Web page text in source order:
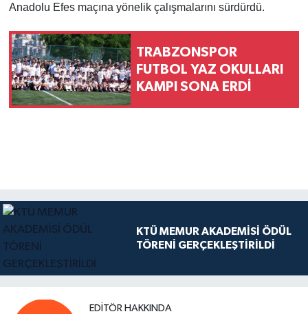
Anadolu Efes maçına yönelik çalışmalarını sürdürdü.
TRABZONSPOR
FUTBOL YAZ OKULLARI
KAMPI SONA ERDİ
KTÜ MEMUR AKADEMİSİ ÖDÜL
TÖRENİ GERÇEKLEŞTİRİLDİ
EDITÖR HAKKINDA